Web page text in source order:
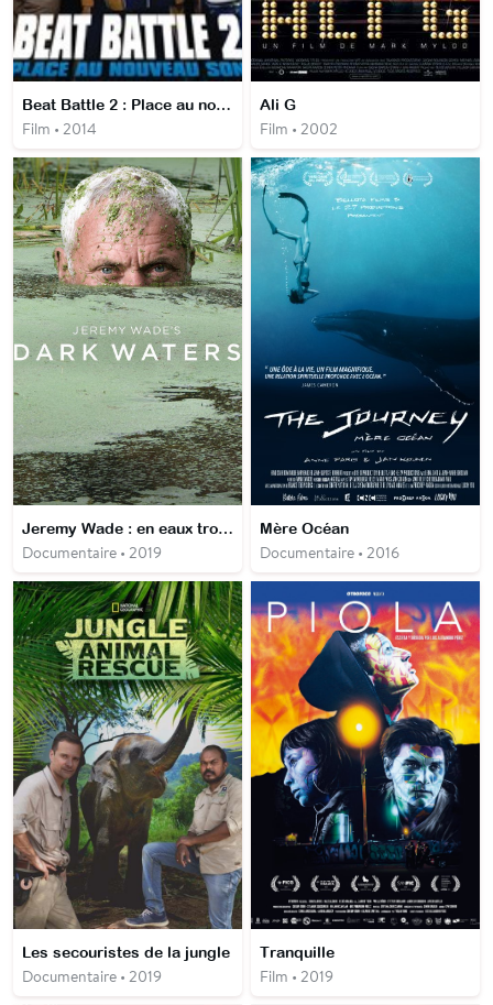
Beat Battle 2 : Place au nouveau son
Film • 2014
Ali G
Film • 2002
Jeremy Wade : en eaux troubles
Documentaire • 2019
Mère Océan
Documentaire • 2016
Les secouristes de la jungle
Documentaire • 2019
Tranquille
Film • 2019